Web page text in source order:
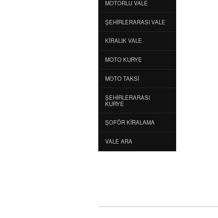
MOTORLU VALE
ŞEHIRLERARASI VALE
KIRALIK VALE
MOTO KURYE
MOTO TAKSI
ŞEHIRLERARASI
KURYE
ŞOFÖR KIRALAMA
VALE ARA